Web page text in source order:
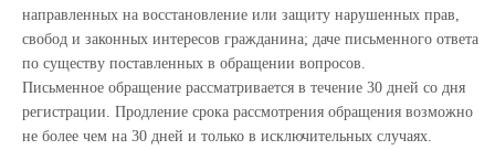
направленных на восстановление или защиту нарушенных прав,
свобод и законных интересов гражданина; даче письменного ответа
по существу поставленных в обращении вопросов.
Письменное обращение рассматривается в течение 30 дней со дня
регистрации. Продление срока рассмотрения обращения возможно
не более чем на 30 дней и только в исключительных случаях.